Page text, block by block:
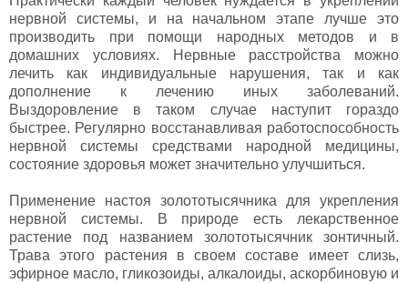
нервной системы, и на начальном этапе лучше это
производить при помощи народных методов и в
домашних условиях. Нервные расстройства можно
лечить как индивидуальные нарушения, так и как
дополнение к лечению иных заболеваний.
Выздоровление в таком случае наступит гораздо
быстрее. Регулярно восстанавливая работоспособность
нервной системы средствами народной медицины,
состояние здоровья может значительно улучшиться.
Применение настоя золототысячника для укрепления
нервной системы. В природе есть лекарственное
растение под названием золототысячник зонтичный.
Трава этого растения в своем составе имеет слизь,
эфирное масло, гликозоиды, алкалоиды, аскорбиновую и